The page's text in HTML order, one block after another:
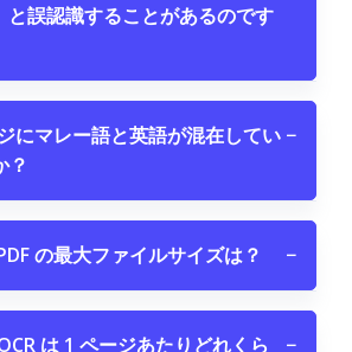
と誤認識することがあるのです
にマレー語と英語が混在してい
？
−
の最大ファイルサイズは？ −
は 1 ページあたりどれくら −